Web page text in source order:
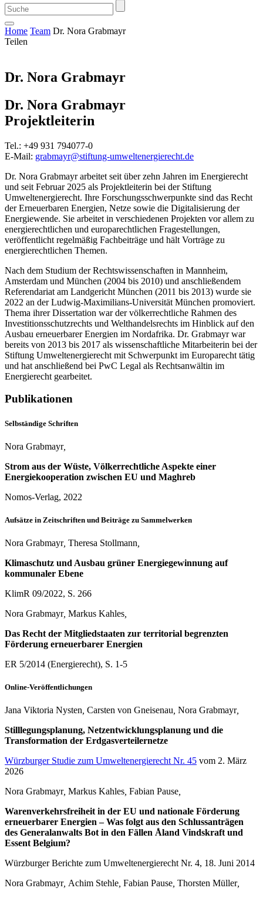
Home Team Dr. Nora Grabmayr
Teilen
Dr. Nora Grabmayr
Dr. Nora Grabmayr
Projektleiterin
Tel.: +49 931 794077-0
E-Mail: grabmayr@stiftung-umweltenergierecht.de
Dr. Nora Grabmayr arbeitet seit über zehn Jahren im Energierecht
und seit Februar 2025 als Projektleiterin bei der Stiftung
Umweltenergierecht. Ihre Forschungsschwerpunkte sind das Recht
der Erneuerbaren Energien, Netze sowie die Digitalisierung der
Energiewende. Sie arbeitet in verschiedenen Projekten vor allem zu
energierechtlichen und europarechtlichen Fragestellungen,
veröffentlicht regelmäßig Fachbeiträge und hält Vorträge zu
energierechtlichen Themen.
Nach dem Studium der Rechtswissenschaften in Mannheim,
Amsterdam und München (2004 bis 2010) und anschließendem
Referendariat am Landgericht München (2011 bis 2013) wurde sie
2022 an der Ludwig-Maximilians-Universität München promoviert.
Thema ihrer Dissertation war der völkerrechtliche Rahmen des
Investitionsschutzrechts und Welthandelsrechts im Hinblick auf den
Ausbau erneuerbarer Energien im Nordafrika. Dr. Grabmayr war
bereits von 2013 bis 2017 als wissenschaftliche Mitarbeiterin bei der
Stiftung Umweltenergierecht mit Schwerpunkt im Europarecht tätig
und hat anschließend bei PwC Legal als Rechtsanwältin im
Energierecht gearbeitet.
Publikationen
Selbständige Schriften
Nora Grabmayr,
Strom aus der Wüste, Völkerrechtliche Aspekte einer
Energiekooperation zwischen EU und Maghreb
Nomos-Verlag, 2022
Aufsätze in Zeitschriften und Beiträge zu Sammelwerken
Nora Grabmayr, Theresa Stollmann
Klimaschutz und Ausbau grüner Energiegewinnung auf
kommunaler Ebene
KlimR 09/2022, S. 266
Nora Grabmayr, Markus Kahles
Das Recht der Mitgliedstaaten zur territorial begrenzten
Förderung erneuerbarer Energien
ER 5/2014 (Energierecht), S. 1-5
Online-Veröffentlichungen
Jana Viktoria Nysten, Carsten von Gneisenau, Nora Grabmayr,
Stilllegungsplanung, Netzentwicklungsplanung und die
Transformation der Erdgasverteilernetze
Würzburger Studie zum Umweltenergierecht Nr. 45 vom 2. März
2026
Nora Grabmayr, Markus Kahles, Fabian Pause,
Warenverkehrsfreiheit in der EU und nationale Förderung
erneuerbarer Energien – Was folgt aus den Schlussanträgen
des Generalanwalts Bot in den Fällen Åland Vindskraft und
Essent Belgium?
Würzburger Berichte zum Umweltenergierecht Nr. 4, 18. Juni 2014
Nora Grabmayr, Achim Stehle, Fabian Pause, Thorsten Müller,